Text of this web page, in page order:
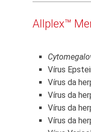
Allplex™
Vírus
Vírus da
Vírus da
Vírus da
Vírus da